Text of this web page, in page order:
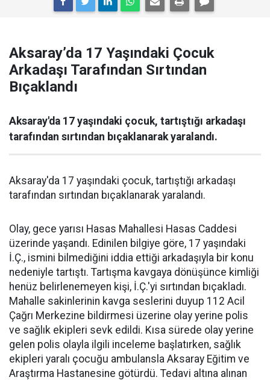
Aksaray’da 17 Yaşındaki Çocuk
Arkadaşı Tarafından Sırtından
Bıçaklandı
Aksaray'da 17 yaşındaki çocuk, tartıştığı arkadaşı
tarafından sırtından bıçaklanarak yaralandı.
Aksaray'da 17 yaşındaki çocuk, tartıştığı arkadaşı
tarafından sırtından bıçaklanarak yaralandı.
Olay, gece yarısı Hasas Mahallesi Hasas Caddesi
üzerinde yaşandı. Edinilen bilgiye göre, 17 yaşındaki
İ.Ç., ismini bilmediğini iddia ettiği arkadaşıyla bir konu
nedeniyle tartıştı. Tartışma kavgaya dönüşünce kimliği
henüz belirlenemeyen kişi, İ.Ç.'yi sırtından bıçakladı.
Mahalle sakinlerinin kavga seslerini duyup 112 Acil
Çağrı Merkezine bildirmesi üzerine olay yerine polis
ve sağlık ekipleri sevk edildi. Kısa sürede olay yerine
gelen polis olayla ilgili inceleme başlatırken, sağlık
ekipleri yaralı çocuğu ambulansla Aksaray Eğitim ve
Araştırma Hastanesine götürdü. Tedavi altına alınan